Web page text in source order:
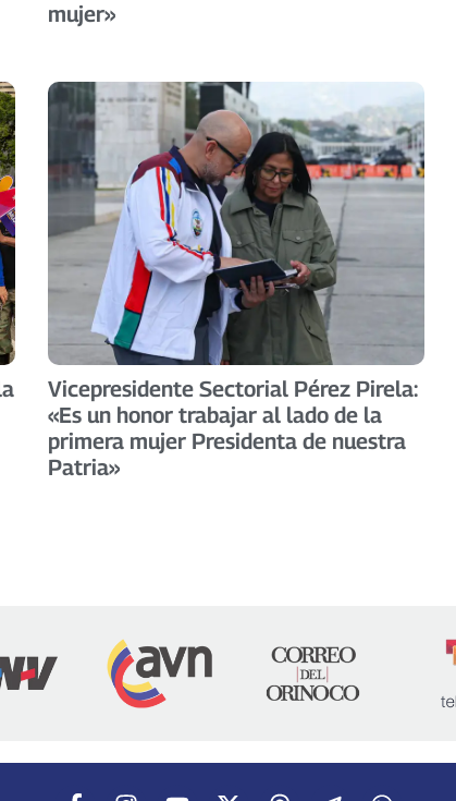
mujer»
Vicepresidente Sectorial Pérez Pirela:
«Es un honor trabajar al lado de la
primera mujer Presidenta de nuestra
Patria»